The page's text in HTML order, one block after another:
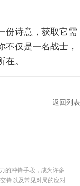
份诗意，获取它需
仅是一名战士，
。
返回列表
的冲锋手段，成为许多
锋以及常见对局的应对